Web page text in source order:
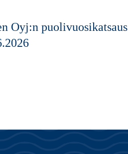
Oyj:n puolivuosikatsaus